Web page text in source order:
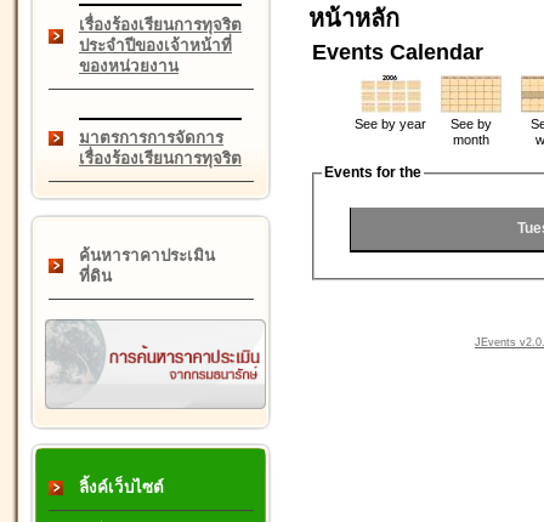
เรื่องร้องเรียนการทุจริต
ประจำปีของเจ้าหน้าที่
ของหน่วยงาน
มาตรการการจัดการ
เรื่องร้องเรียนการทุจริต
ค้นหาราคาประเมิน
ที่ดิน
ลิ้งค์เว็บไซต์
หน้าหลัก
Events Calendar
See by year
See by
month
Events for the
JEvents